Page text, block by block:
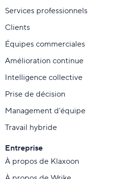
Services professionnels
Clients
Équipes commerciales
Amélioration continue
Intelligence collective
Prise de décision
Management d'équipe
Travail hybride
Entreprise
À propos de Klaxoon